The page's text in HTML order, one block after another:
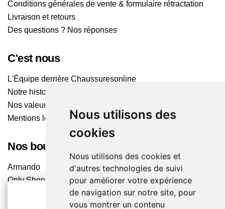
Nous utilisons des
cookies
Nous utilisons des cookies et
d'autres technologies de suivi
pour améliorer votre expérience
de navigation sur notre site, pour
vous montrer un contenu
Conditions générales de vente & formulaire rétractation
Livraison et retours
Des questions ? Nos réponses
C'est nous
L'Équipe derrière Chaussuresonline
Notre histoire
Nos valeurs
Mentions légales
Nos boutiques
Armando
Only Shoes